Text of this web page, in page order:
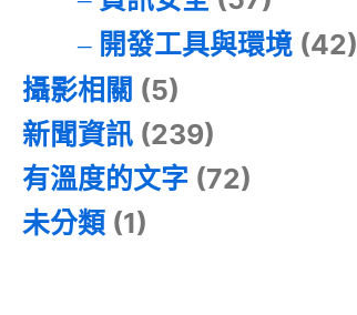
開發工具與環境(42)
攝影相關 (5)
新聞資訊 (239)
有溫度的文字 (72)
未分類 (1)